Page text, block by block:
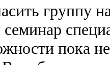
группу
семинар
пока